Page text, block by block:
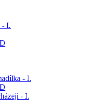
- I.
- I.
- I.